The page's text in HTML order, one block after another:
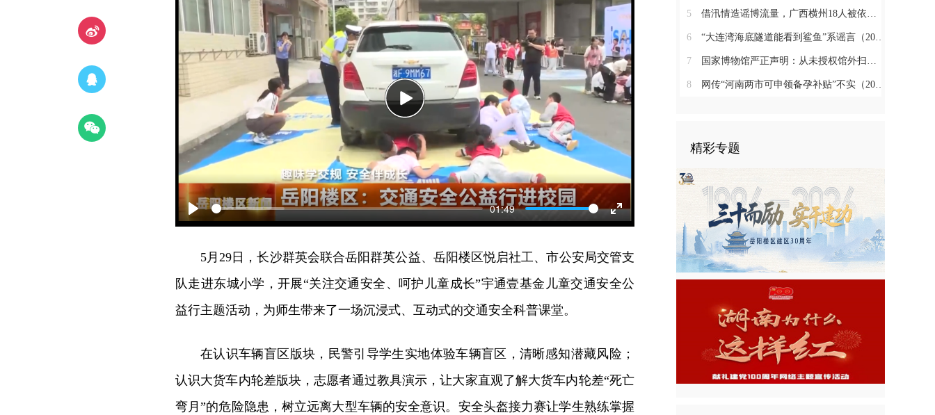
Play
01:49
Enter
fullscreen
Play
5月29日，长沙群英会联合岳阳群英公益、岳阳楼区悦启社工、市公安局交管支
队走进东城小学，开展“关注交通安全、呵护儿童成长”宇通壹基金儿童交通安全公
益行主题活动，为师生带来了一场沉浸式、互动式的交通安全科普课堂。
在认识车辆盲区版块，民警引导学生实地体验车辆盲区，清晰感知潜藏风险；
认识大货车内轮差版块，志愿者通过教具演示，让大家直观了解大货车内轮差“死亡
弯月”的危险隐患，树立远离大型车辆的安全意识。安全头盔接力赛让学生熟练掌握
5 借汛情造谣博流量，广西横州18人被依法查处（2026·08·05）
6 “大连湾海底隧道能看到鲨鱼”系谣言（2026·08·04）
7 国家博物馆严正声明：从未授权馆外扫码（2026·08·03）
8 网传“河南两市可申领备孕补贴”不实（2026·07·31）
精彩专题